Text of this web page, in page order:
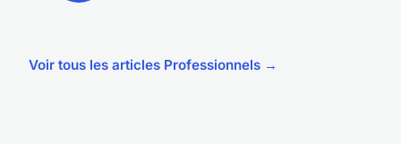
Voir tous les articles Professionnels →